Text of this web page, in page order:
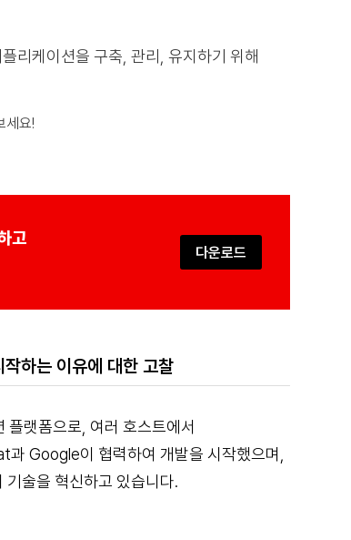
리케이션을 구축, 관리, 유지하기 위해
세요!
고
다운로드
하는 이유에 대한 고찰
랫폼으로, 여러 호스트에서
Google이 협력하여 개발을 시작했으며,
술을 혁신하고 있습니다.